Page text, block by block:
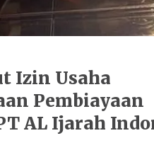
Izin Usaha
Pembiayaan
AL Ijarah